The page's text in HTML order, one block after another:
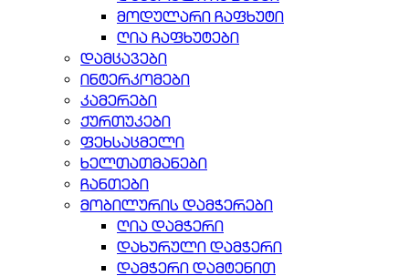
მოდულარი ჩაფხუტი
ღია ჩაფხუტები
დამცავები
ინტერკომები
კამერები
ქურთუკები
ფეხსაცმელი
ხელთათმანები
ჩანთები
მობილურის დამჭერები
ღია დამჭერი
დახურული დამჭერი
დამჭერი დამტენით